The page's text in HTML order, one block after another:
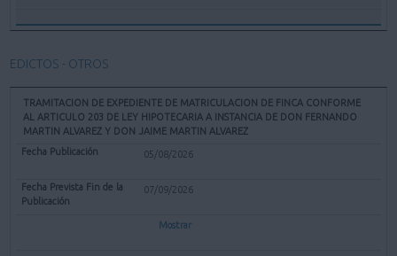
EDICTOS - OTROS
TRAMITACION DE EXPEDIENTE DE MATRICULACION DE FINCA CONFORME
AL ARTICULO 203 DE LEY HIPOTECARIA A INSTANCIA DE DON FERNANDO
MARTIN ALVAREZ Y DON JAIME MARTIN ALVAREZ
05/08/2026
07/09/2026
Mostrar